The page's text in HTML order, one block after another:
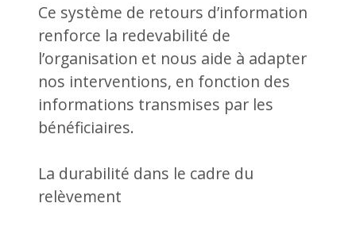
Ce système de retours d’information
renforce la redevabilité de
l’organisation et nous aide à adapter
nos interventions, en fonction des
informations transmises par les
bénéficiaires.
La durabilité dans le cadre du
relèvement